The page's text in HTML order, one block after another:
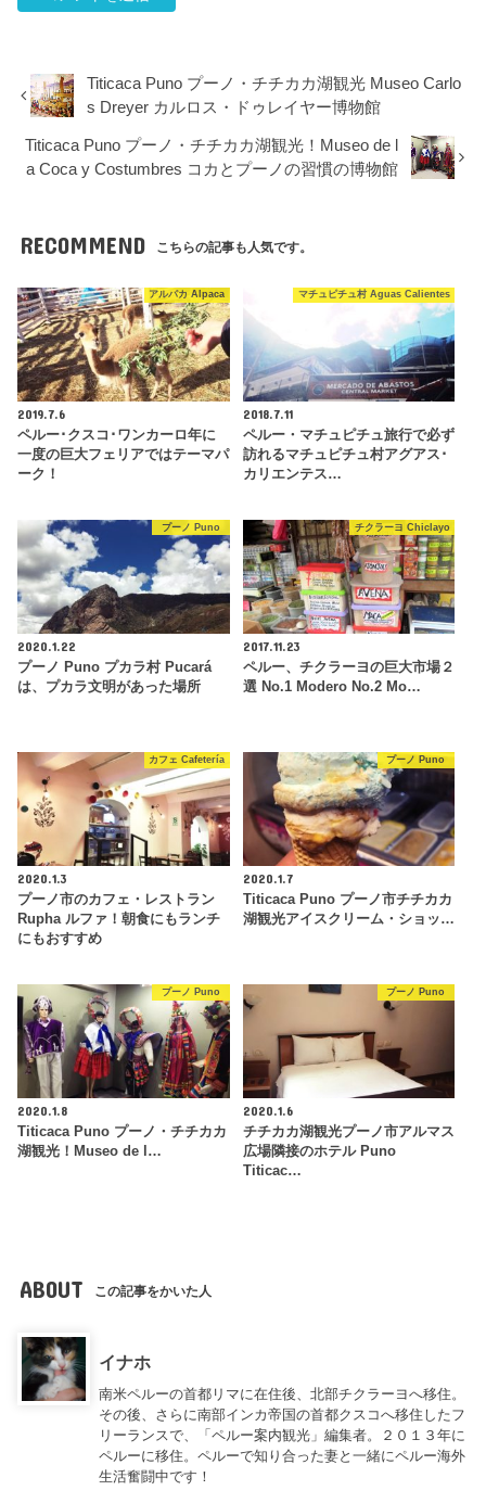
Titicaca Puno プーノ・チチカカ湖観光 Museo Carlo
s Dreyer カルロス・ドゥレイヤー博物館
Titicaca Puno プーノ・チチカカ湖観光！Museo de l
a Coca y Costumbres コカとプーノの習慣の博物館
RECOMMEND こちらの記事も人気です。
アルパカ Alpaca
2019.7.6
ペルー･クスコ･ワンカーロ年に
一度の巨大フェリアではテーマパ
ーク！
マチュピチュ村 Aguas Calientes
2018.7.11
ペルー・マチュピチュ旅行で必ず
訪れるマチュピチュ村アグアス･
カリエンテス…
プーノ Puno
2020.1.22
プーノ Puno プカラ村 Pucará
は、プカラ文明があった場所
チクラーヨ Chiclayo
2017.11.23
ペルー、チクラーヨの巨大市場２
選 No.1 Modero No.2 Mo…
カフェ Cafetería
2020.1.3
プーノ市のカフェ・レストラン
Rupha ルファ！朝食にもランチ
にもおすすめ
プーノ Puno
2020.1.7
Titicaca Puno プーノ市チチカカ
湖観光アイスクリーム・ショッ…
プーノ Puno
2020.1.8
Titicaca Puno プーノ・チチカカ
湖観光！Museo de l…
プーノ Puno
2020.1.6
チチカカ湖観光プーノ市アルマス
広場隣接のホテル Puno
Titicac…
ABOUT この記事をかいた人
イナホ
南米ペルーの首都リマに在住後、北部チクラーヨへ移住。
その後、さらに南部インカ帝国の首都クスコへ移住したフ
リーランスで、「ペルー案内観光」編集者。２０１３年に
ペルーに移住。ペルーで知り合った妻と一緒にペルー海外
生活奮闘中です！